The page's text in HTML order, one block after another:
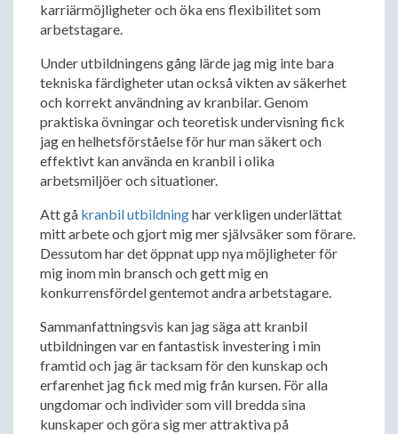
karriärmöjligheter och öka ens flexibilitet som
arbetstagare.
Under utbildningens gång lärde jag mig inte bara
tekniska färdigheter utan också vikten av säkerhet
och korrekt användning av kranbilar. Genom
praktiska övningar och teoretisk undervisning fick
jag en helhetsförståelse för hur man säkert och
effektivt kan använda en kranbil i olika
arbetsmiljöer och situationer.
Att gå kranbil utbildninghar verkligen underlättat
mitt arbete och gjort mig mer självsäker som förare.
Dessutom har det öppnat upp nya möjligheter för
mig inom min bransch och gett mig en
konkurrensfördel gentemot andra arbetstagare.
Sammanfattningsvis kan jag säga att kranbil
utbildningen var en fantastisk investering i min
framtid och jag är tacksam för den kunskap och
erfarenhet jag fick med mig från kursen. För alla
ungdomar och individer som vill bredda sina
kunskaper och göra sig mer attraktiva på